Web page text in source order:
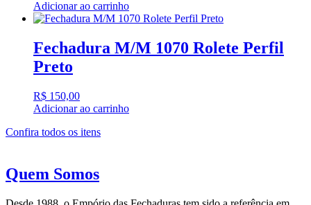
Adicionar ao carrinho
Fechadura M/M 1070 Rolete Perfil
Preto
R$ 150,00
Adicionar ao carrinho
Confira todos os itens
Quem Somos